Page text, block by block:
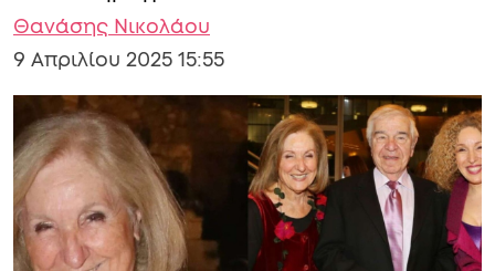
Θανάσης Νικολάου
9 Απριλίου 2025 15:55